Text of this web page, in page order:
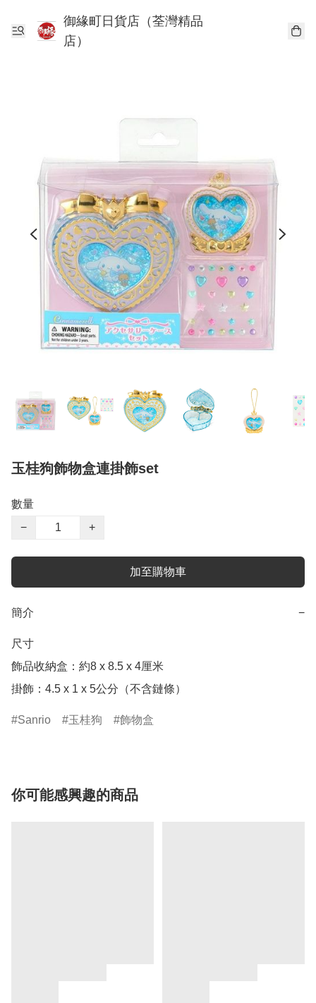
御緣町日貨店（荃灣精品
店）
玉桂狗飾物盒連掛飾set
數量
−
+
加至購物車
簡介 −
尺寸
飾品收納盒：約8 x 8.5 x 4厘米
掛飾：4.5 x 1 x 5公分（不含鏈條）
Sanrio 玉桂狗 飾物盒
你可能感興趣的商品